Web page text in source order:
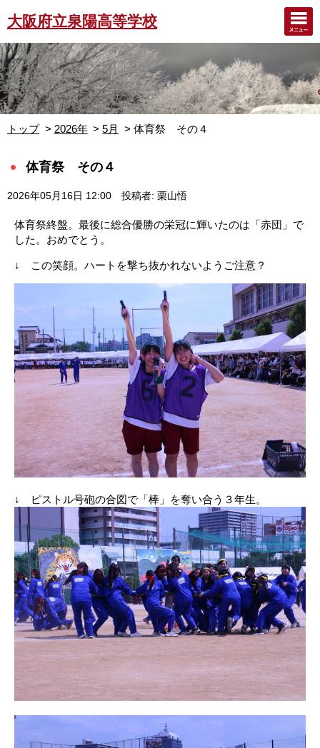
大阪府立泉陽高等学校
トップ 2026年 5月 体育祭 その４
体育祭 その４
2026年05月16日 12:00 投稿者: 栗山悟
体育祭終盤。最後に総合優勝の栄冠に輝いたのは「赤団」で
した。おめでとう。
↓ この笑顔。ハートを撃ち抜かれないようご注意？
↓ ピストル号砲の合図で「棒」を奪い合う３年生。